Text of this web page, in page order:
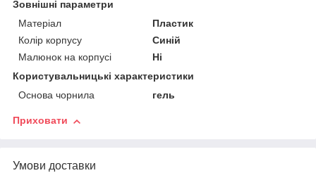
Зовнішні параметри
Матеріал
Пластик
Колір корпусу
Синій
Малюнок на корпусі
Ні
Користувальницькі характеристики
Основа чорнила
гель
Приховати
Умови доставки